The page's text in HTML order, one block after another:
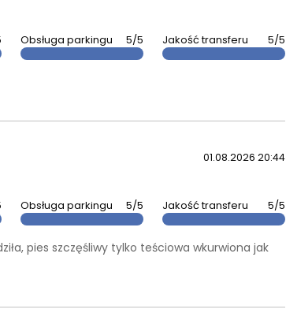
Obsługa parkingu 5/5 Jakość transferu 5/5
01.08.2026 20:44
Obsługa parkingu 5/5 Jakość transferu 5/5
pies szczęśliwy tylko teściowa wkurwiona jak